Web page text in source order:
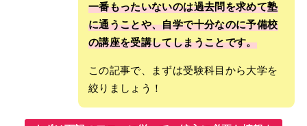
一番もったいないのは過去問を求めて塾
に通うことや、自学で十分なのに予備校
の講座を受講してしまうことです。
この記事で、まずは受験科目から大学を
絞りましょう！